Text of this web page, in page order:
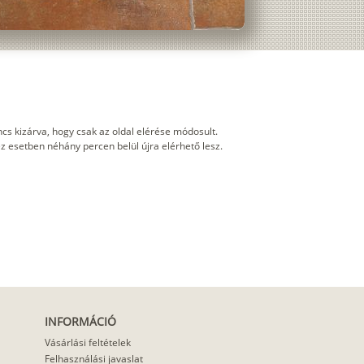
kizárva, hogy csak az oldal elérése módosult.
esetben néhány percen belül újra elérhető lesz.
INFORMÁCIÓ
Vásárlási feltételek
Felhasználási javaslat